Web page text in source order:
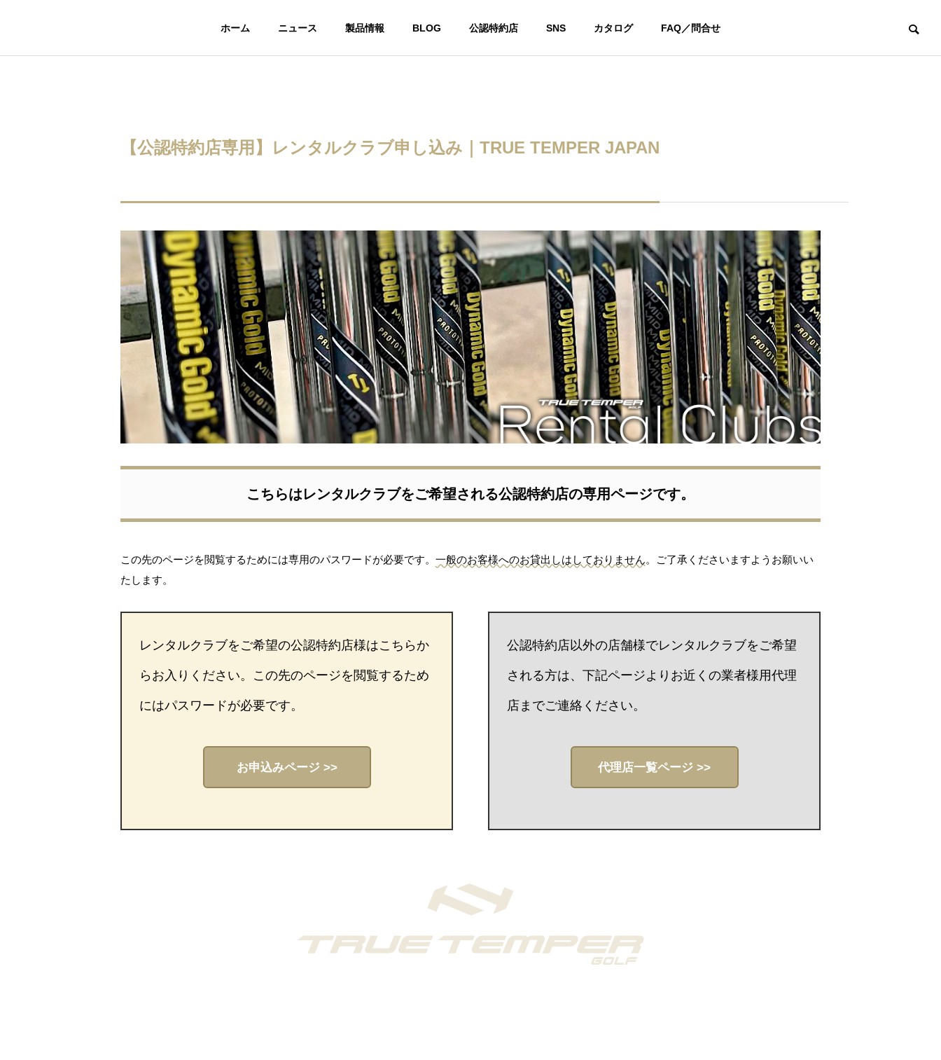
ホーム ニュース 製品情報 BLOG 公認特約店 SNS カタログ FAQ／問合せ
JLPGAツアー「富士フィルム・
スタジオアリス女子オープン」
にてTRUE TEMPERシャフト使
用のウー・チャイエン選手が今
アメリカ・ジョージア州で開催
されたUSメジャーツアーにおい
てTRUE TEMPERシャフト使用
選手が2年連続で優勝
DynamicGold 115 に 限定 “桜”
モデル『Dynamic Gold 115 Tou
r Issue SAKURA』
【YouTube】阿部桃子選手と対
決！カリスマフィッター吉田智
によるSteelFiber対決シリーズ第
四弾
【公認特約店専用】レンタルクラブ申し込み｜TRUE TEMPER JAPAN
こちらはレンタルクラブをご希望される公認特約店の専用ページです。
この先のページを閲覧するためには専用のパスワードが必要です。 一般のお客様へのお貸出しはしておりません。ご了承くださいますようお願いい
たします。
レンタルクラブをご希望の公認特約店様はこちらか
らお入りください。この先のページを閲覧するため
にはパスワードが必要です。
お申込みページ >>
公認特約店以外の店舗様でレンタルクラブをご希望
される方は、下記ページよりお近くの業者様用代理
店までご連絡ください。
代理店一覧ページ >>